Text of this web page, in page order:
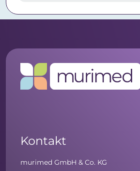
Kontakt
murimed GmbH & Co. KG